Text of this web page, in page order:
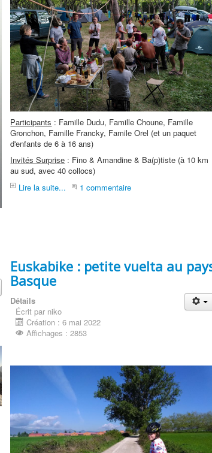
Participants : Famille Dudu, Famille Choune, Famille
Gronchon, Famille Francky, Famile Orel (et un paquet
d'enfants de 6 à 16 ans)
Invités Surprise : Fino & Amandine & Ba(p)tiste (à 10 km
au sud, avec 40 collocs)
Lire la suite...
1 commentaire
Euskabike : petite vuelta au
Basque
Détails
Écrit par niko
Création : 6 mai 2022
Affichages : 2853